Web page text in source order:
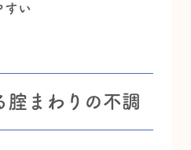
すい
腟まわりの不調